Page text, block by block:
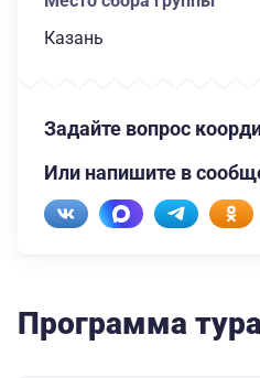
Казань
Задайте вопрос
Или напишите в
Программа